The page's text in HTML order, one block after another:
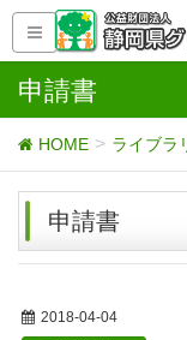
申請書
HOME ライブラ
申請書
2018-04-04